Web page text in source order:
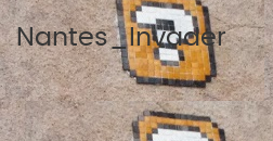
Nantes_Invader